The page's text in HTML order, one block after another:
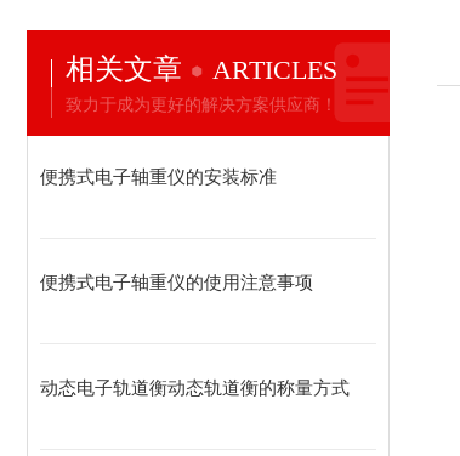
相关文章 ARTICLES
致力于成为更好的解决方案供应商！
便携式电子轴重仪的安装标准
便携式电子轴重仪的使用注意事项
动态电子轨道衡动态轨道衡的称量方式